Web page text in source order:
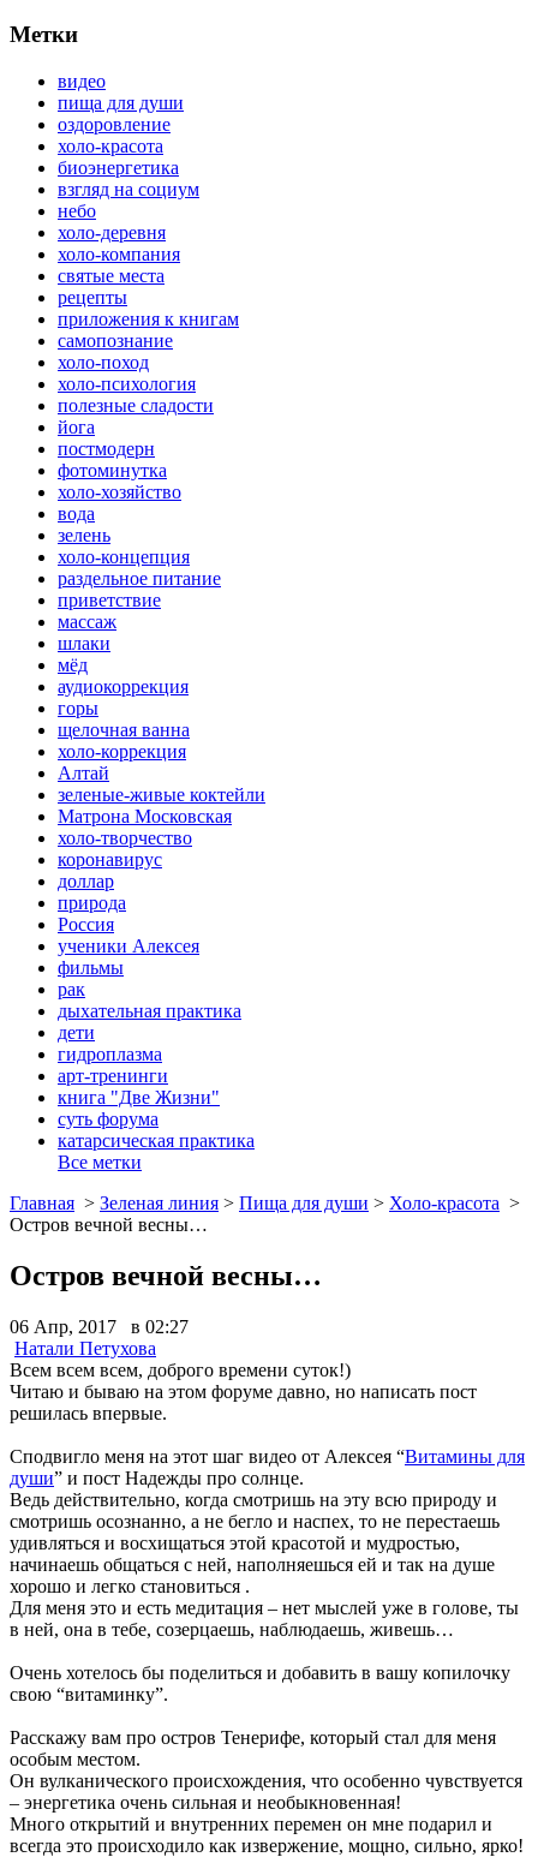
Метки
видео
пища для души
оздоровление
холо-красота
биоэнергетика
взгляд на социум
небо
холо-деревня
холо-компания
святые места
рецепты
приложения к книгам
самопознание
холо-поход
холо-психология
полезные сладости
йога
постмодерн
фотоминутка
холо-хозяйство
вода
зелень
холо-концепция
раздельное питание
приветствие
массаж
шлаки
мёд
аудиокоррекция
горы
щелочная ванна
холо-коррекция
Алтай
зеленые-живые коктейли
Матрона Московская
холо-творчество
коронавирус
доллар
природа
Россия
ученики Алексея
фильмы
рак
дыхательная практика
дети
гидроплазма
арт-тренинги
книга "Две Жизни"
суть форума
катарсическая практика
Все метки
Главная > Зеленая линия > Пища для души > Холо-красота >
Остров вечной весны…
Остров вечной весны…
06 Апр, 2017 в 02:27
Натали Петухова
Всем всем всем, доброго времени суток!)
Читаю и бываю на этом форуме давно, но написать пост
решилась впервые.
Сподвигло меня на этот шаг видео от Алексея “Витамины для
души” и пост Надежды про солнце.
Ведь действительно, когда смотришь на эту всю природу и
смотришь осознанно, а не бегло и наспех, то не перестаешь
удивляться и восхищаться этой красотой и мудростью,
начинаешь общаться с ней, наполняешься ей и так на душе
хорошо и легко становиться .
Для меня это и есть медитация – нет мыслей уже в голове, ты
в ней, она в тебе, созерцаешь, наблюдаешь, живешь…
Очень хотелось бы поделиться и добавить в вашу копилочку
свою “витаминку”.
Расскажу вам про остров Тенерифе, который стал для меня
особым местом.
Он вулканического происхождения, что особенно чувствуется
– энергетика очень сильная и необыкновенная!
Много открытий и внутренних перемен он мне подарил и
всегда это происходило как извержение, мощно, сильно, ярко!